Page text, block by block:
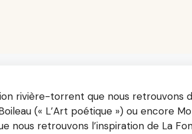
rivière-torrent que nous retrouvons
(« L’Art poétique ») ou encore
nous retrouvons l’inspiration de La